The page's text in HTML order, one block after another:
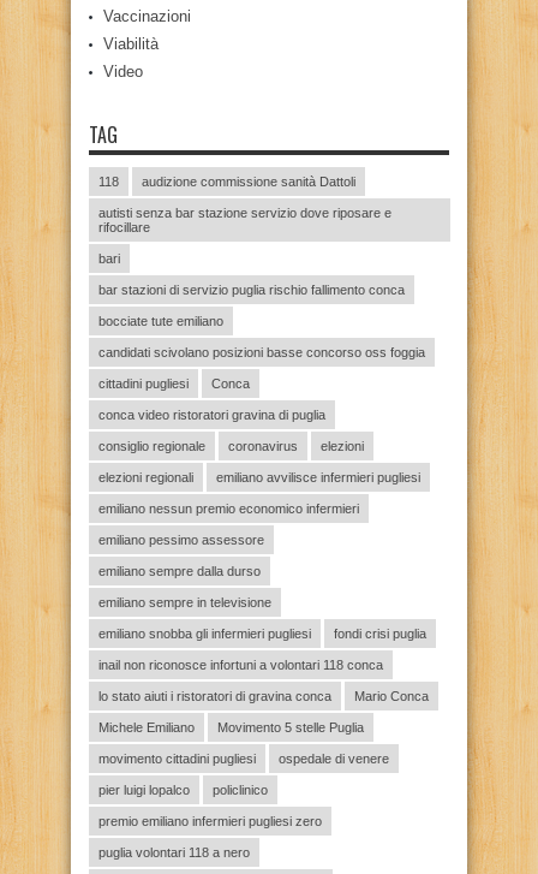
Vaccinazioni
Viabilità
Video
TAG
118 audizione commissione sanità Dattoli
autisti senza bar stazione servizio dove riposare e
rifocillare
bari
bar stazioni di servizio puglia rischio fallimento conca
bocciate tute emiliano
candidati scivolano posizioni basse concorso oss foggia
cittadini pugliesi Conca
conca video ristoratori gravina di puglia
consiglio regionale coronavirus elezioni
elezioni regionali emiliano avvilisce infermieri pugliesi
emiliano nessun premio economico infermieri
emiliano pessimo assessore
emiliano sempre dalla durso
emiliano sempre in televisione
emiliano snobba gli infermieri pugliesi fondi crisi puglia
inail non riconosce infortuni a volontari 118 conca
lo stato aiuti i ristoratori di gravina conca Mario Conca
Michele Emiliano Movimento 5 stelle Puglia
movimento cittadini pugliesi ospedale di venere
pier luigi lopalco policlinico
premio emiliano infermieri pugliesi zero
puglia volontari 118 a nero